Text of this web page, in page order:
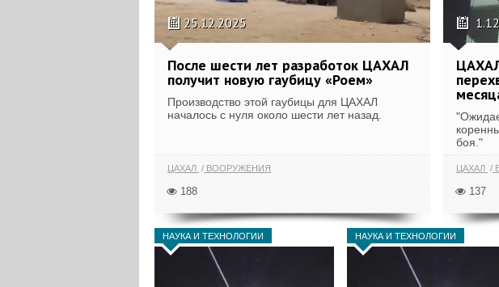
25.12.2025
После шести лет разработок ЦАХАЛ
получит новую гаубицу «Роем»
Производство этой гаубицы для ЦАХАЛ
началось с нуля около шести лет назад.
ЦАХАЛ ВООРУЖЕНИЯ
188
боя."
ЦАХАЛ
137
НАУКА И ТЕХНОЛОГИИ НАУКА И ТЕХНОЛОГИИ